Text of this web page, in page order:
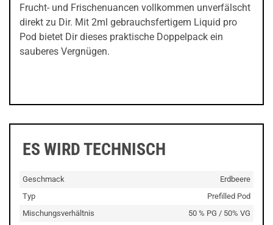
Frucht- und Frischenuancen vollkommen unverfälscht
direkt zu Dir. Mit 2ml gebrauchsfertigem Liquid pro
Pod bietet Dir dieses praktische Doppelpack ein
sauberes Vergnügen.
ES WIRD TECHNISCH
Geschmack
Erdbeere
Typ
Prefilled Pod
Mischungsverhältnis
50 % PG / 50% VG